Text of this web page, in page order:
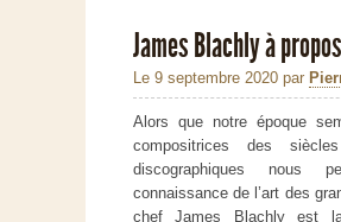
James Blachly à
Le 9 septembre 2020 par
Alors que notre époque
compositrices des
discographiques nous
connaissance de l’art des
chef James Blachly est